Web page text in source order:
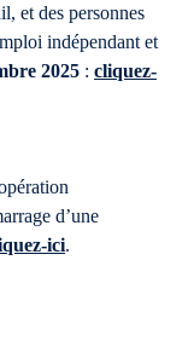
et des personnes
indépendant et
2025 : cliquez-
d’une
ici.